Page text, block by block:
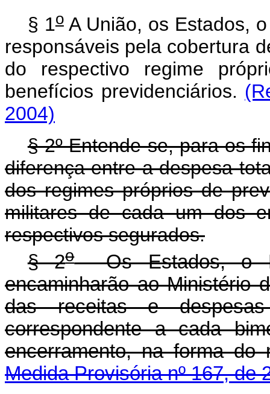
§ 1oA União, os Estados,
responsáveis pela cobertura
do respectivo regime
benefícios previdenciários.
2004)
§ 2º Entende-se, para os
diferença entre a despesa
dos regimes próprios de
militares de cada um dos
respectivos segurados.
§ 2oOs Estados, o
encaminharão ao Ministério
das receitas e
correspondente a cada
encerramento, na forma
Medida Provisória nº 167, de